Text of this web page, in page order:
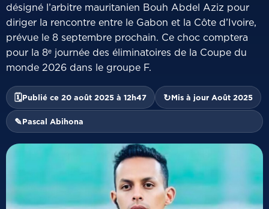
désigné l’arbitre mauritanien Bouh Abdel Aziz pour
diriger la rencontre entre le Gabon et la Côte d’Ivoire,
prévue le 8 septembre prochain. Ce choc comptera
pour la 8ᵉ journée des éliminatoires de la Coupe du
monde 2026 dans le groupe F.
🗓Publié ce 20 août 2025 à 12h47 ↻Mis à jour Août 2025
✎Pascal Abihona